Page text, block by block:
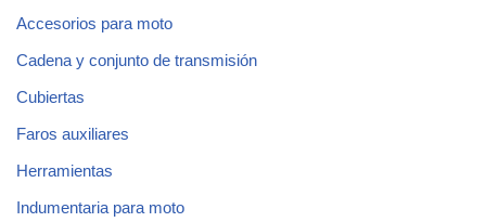
Accesorios para moto
Cadena y conjunto de transmisión
Cubiertas
Faros auxiliares
Herramientas
Indumentaria para moto